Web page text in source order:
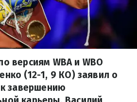
версиям WBA и WBO
(12-1, 9 КО) заявил о
завершению